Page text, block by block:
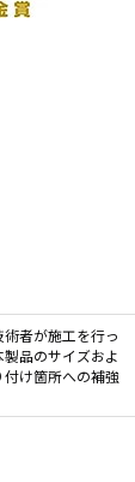
者が施工を行っ
品のサイズおよ
け箇所への補強